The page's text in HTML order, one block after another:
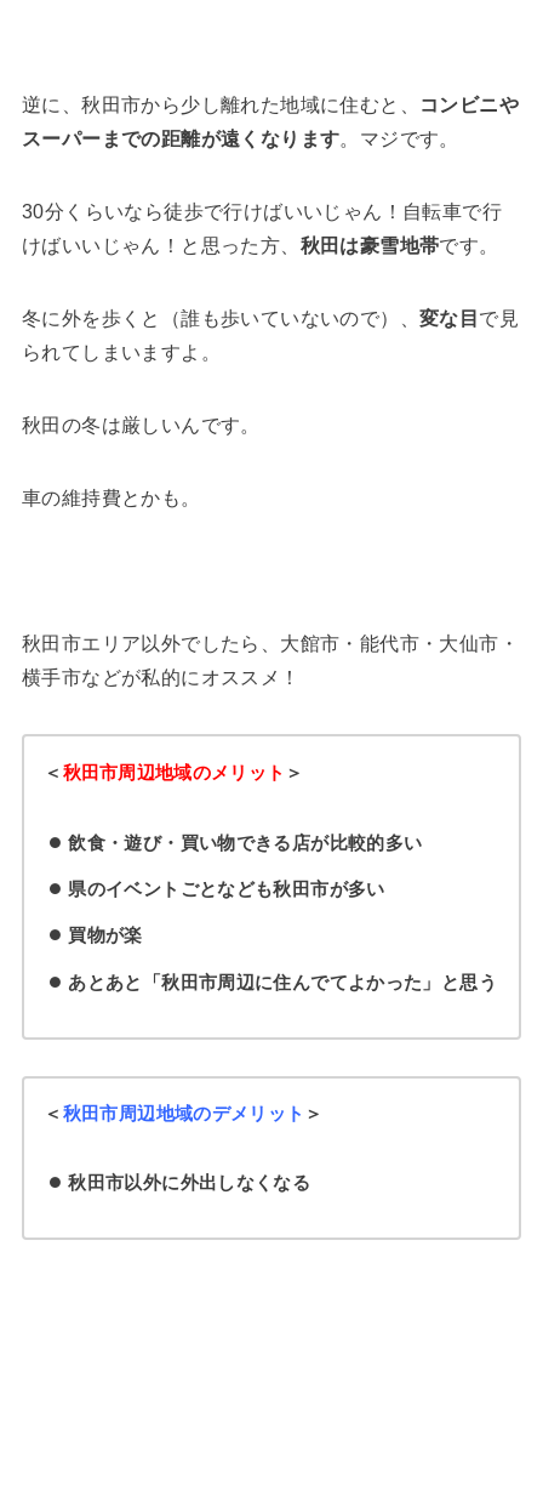
逆に、秋田市から少し離れた地域に住むと、
コンビニや
スーパーまでの距離が遠くなります。マジです。
30分くらいなら徒歩で行けばいいじゃん！自転車で行
けばいいじゃん！と思った方、 秋田は豪雪地帯です。
冬に外を歩くと（誰も歩いていないので）、 変な目 で見
られてしまいますよ。
秋田の冬は厳しいんです。
車の維持費とかも。
秋田市エリア以外でしたら、大館市・能代市・大仙市・
横手市などが私的にオススメ！
＜ 秋田市周辺地域のメリット ＞
飲食・遊び・買い物できる店が比較的多い
県のイベントごとなども秋田市が多い
買物が楽
あとあと「秋田市周辺に住んでてよかった」と思う
＜ 秋田市周辺地域のデメリット ＞
秋田市以外に外出しなくなる